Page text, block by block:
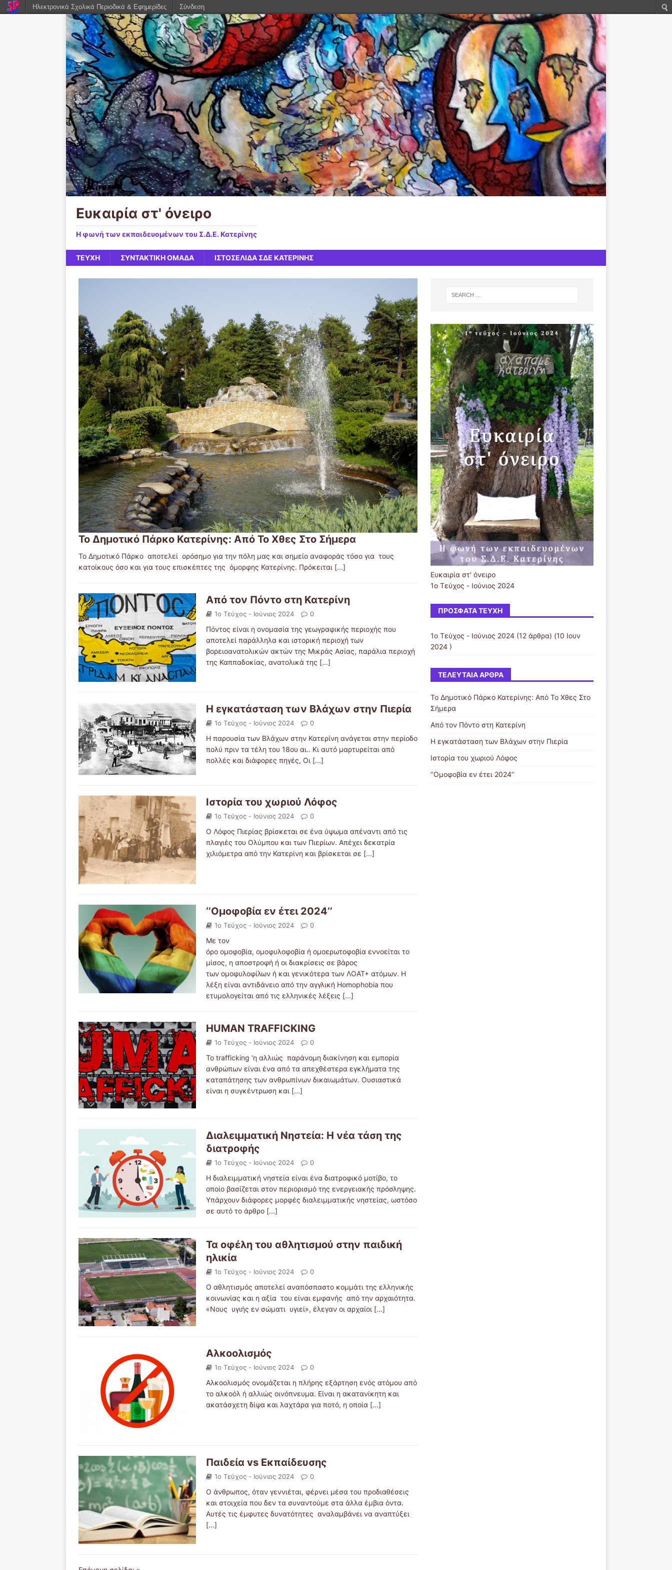
Ευκαιρία στ' όνειρο
Η φωνή των εκπαιδευομένων του Σ.Δ.Ε. Κατερίνης
ΤΕΥΧΗ ΣΥΝΤΑΚΤΙΚΗ ΟΜΑΔΑ ΙΣΤΟΣΕΛΙΔΑ ΣΔΕ ΚΑΤΕΡΙΝΗΣ
Το Δημοτικό Πάρκο Κατερίνης: Από Το Χθες Στο Σήμερα
Το Δημοτικό Πάρκο αποτελεί ορόσημο για την πόλη μας και σημείο αναφοράς τόσο για τους
κατοίκους όσο και για τους επισκέπτες της όμορφης Κατερίνης. Πρόκειται [...]
Από τον Πόντο στη Κατερίνη
1ο Τεύχος - Ιούνιος 2024 0
Πόντος είναι η ονομασία της γεωγραφικής περιοχής που
αποτελεί παράλληλα και ιστορική περιοχή των
βορειοανατολικών ακτών της Μικράς Ασίας, παράλια περιοχή
της Καππαδοκίας, ανατολικά της [...]
Η εγκατάσταση των Βλάχων στην Πιερία
1ο Τεύχος - Ιούνιος 2024 0
Η παρουσία των Βλάχων στην Κατερίνη ανάγεται στην περίοδο
πολύ πριν τα τέλη του 18ου αι.. Κι αυτό μαρτυρείται από
πολλές και διάφορες πηγές, Οι [...]
Ιστορία του χωριού Λόφος
1ο Τεύχος - Ιούνιος 2024 0
Ο Λόφος Πιερίας βρίσκεται σε ένα ύψωμα απέναντι από τις
πλαγιές του Ολύμπου και των Πιερίων. Απέχει δεκατρία
χιλιόμετρα από την Κατερίνη και βρίσκεται σε [...]
‘’Ομοφοβία εν έτει 2024’’
1ο Τεύχος - Ιούνιος 2024 0
Με τον
όρο ομοφοβία, ομοφυλοφοβία ή ομοερωτοφοβία εννοείται το
μίσος, η αποστροφή ή οι διακρίσεις σε βάρος
των ομοφυλοφίλων ή και γενικότερα των ΛΟΑΤ+ ατόμων. Η
λέξη είναι αντιδάνειο από την αγγλική Ηomophobia που
ετυμολογείται από τις ελληνικές λέξεις [...]
HUMAN TRAFFICKING
1ο Τεύχος - Ιούνιος 2024 0
Το trafficking ‘η αλλιώς παράνομη διακίνηση και εμπορία
ανθρώπων είναι ένα από τα απεχθέστερα εγκλήματα της
καταπάτησης των ανθρωπίνων δικαιωμάτων. Ουσιαστικά
είναι η συγκέντρωση και [...]
Διαλειμματική Νηστεία: Η νέα τάση της
διατροφής
1ο Τεύχος - Ιούνιος 2024 0
Η διαλειμματική νηστεία είναι ένα διατροφικό μοτίβο, το
οποίο βασίζεται στον περιορισμό της ενεργειακής πρόσληψης.
Υπάρχουν διάφορες μορφές διαλειμματικής νηστείας, ωστόσο
σε αυτό το άρθρο [...]
Τα οφέλη του αθλητισμού στην παιδική
ηλικία
1ο Τεύχος - Ιούνιος 2024 0
Ο αθλητισμός αποτελεί αναπόσπαστο κομμάτι της ελληνικής
κοινωνίας και η αξία του είναι εμφανής από την αρχαιότητα.
«Νους υγιής εν σώματι υγιεί», έλεγαν οι αρχαίοι [...]
Αλκοολισμός
1ο Τεύχος - Ιούνιος 2024 0
Αλκοολισμός ονομάζεται η πλήρης εξάρτηση ενός ατόμου από
το αλκοόλ ή αλλιώς οινόπνευμα. Είναι η ακατανίκητη και
ακατάσχετη δίψα και λαχτάρα για ποτό, η οποία [...]
Παιδεία vs Εκπαίδευσης
1ο Τεύχος - Ιούνιος 2024 0
Ο άνθρωπος, όταν γεννιέται, φέρνει μέσα του προδιαθέσεις
και στοιχεία που δεν τα συναντούμε στα άλλα έμβια όντα.
Αυτές τις έμφυτες δυνατότητες αναλαμβάνει να αναπτύξει
[...]
Ευκαιρία στ' όνειρο
1ο Τεύχος - Ιούνιος 2024
ΠΡΌΣΦΑΤΑ ΤΕΎΧΗ
1ο Τεύχος - Ιούνιος 2024(12 άρθρα) (10 Ιουν
2024 )
ΤΕΛΕΥΤΑΊΑ ΆΡΘΡΑ
Το Δημοτικό Πάρκο Κατερίνης: Από Το Χθες Στο
Σήμερα
Από τον Πόντο στη Κατερίνη
Η εγκατάσταση των Βλάχων στην Πιερία
Ιστορία του χωριού Λόφος
‘’Ομοφοβία εν έτει 2024’’
Ηλεκτρονικά Σχολικά Περιοδικά & Εφημερίδες Σύνδεση